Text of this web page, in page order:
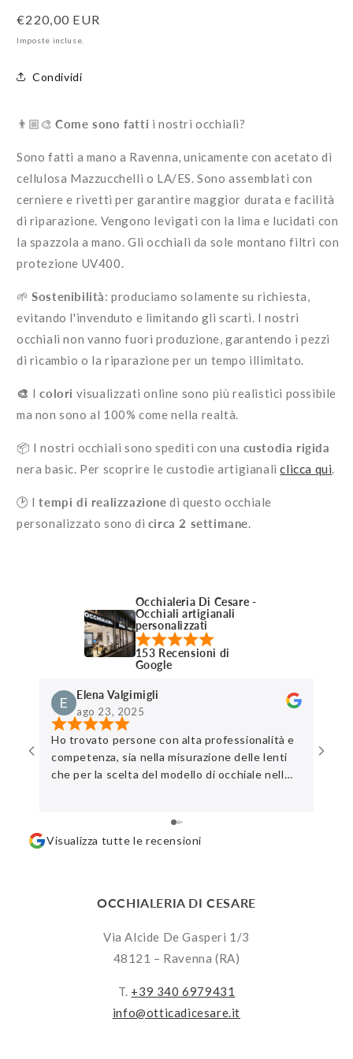
quantità
per
Modello
quantità
Prezzo
di
€220,00 EUR
Imposte incluse.
Condividi
👨🏼‍🎨Come sono fatti i nostri occhiali?
Sono fatti a mano a Ravenna, unicamente con acetato di
cellulosa Mazzucchelli o LA/ES. Sono assemblati con
cerniere e rivetti per garantire maggior durata e facilità
di riparazione. Vengono levigati con la lima e lucidati con
la spazzola a mano. Gli occhiali da sole montano filtri con
protezione UV400.
🌱Sostenibilità: produciamo solamente su richiesta,
evitando l'invenduto e limitando gli scarti. I nostri
occhiali non vanno fuori produzione, garantendo i pezzi
di ricambio o la riparazione per un tempo illimitato.
🎨 Icolori visualizzati online sono più realistici possibile
ma non sono al 100% come nella realtà.
📦 I nostri occhiali sono spediti con una custodia rigida
nera basic. Per scoprire le custodie artigianaliclicca qui.
🕑 I tempi di realizzazione di questo occhiale
personalizzato sono di circa 2 settimane.
Occhialeria Di Cesare -
Occhiali artigianali
personalizzati
153 Recensioni di
Google
Elena Valgimigli
ago 23, 2025
Ho trovato persone con alta professionalità e
competenza, sia nella misurazione delle lenti
che per la scelta del modello di occhiale nell
Visualizza tutte le recensioni
OCCHIALERIA DI CESARE
Via Alcide De Gasperi 1/3
48121 – Ravenna (RA)
T. +39 340 6979431
info@otticadicesare.it